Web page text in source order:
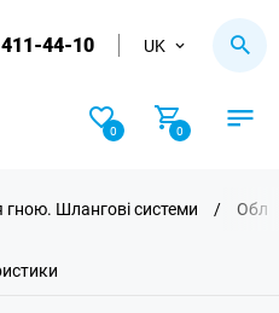
44-10 UK
0 0
гною. Шлангові системи /